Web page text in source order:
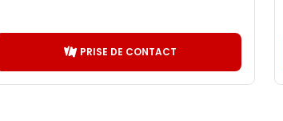
PRISE DE CONTACT